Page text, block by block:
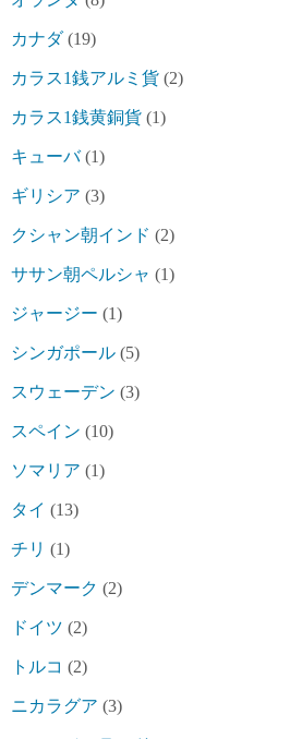
カナダ(19)
カラス1銭アルミ貨 (2)
カラス1銭黄銅貨 (1)
キューバ(1)
ギリシア (3)
クシャン朝インド (2)
ササン朝ペルシャ (1)
ジャージー (1)
シンガポール (5)
スウェーデン (3)
スペイン (10)
ソマリア (1)
タイ (13)
チリ (1)
デンマーク (2)
ドイツ (2)
トルコ (2)
ニカラグア (3)